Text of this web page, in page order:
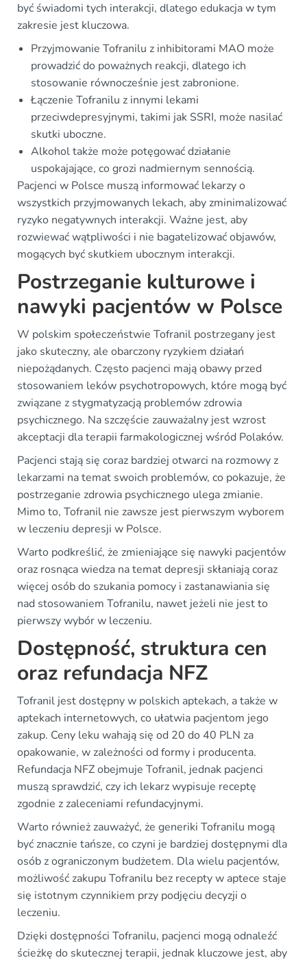
być świadomi tych interakcji, dlatego edukacja w tym
zakresie jest kluczowa.
Przyjmowanie Tofranilu z inhibitorami MAO może
prowadzić do poważnych reakcji, dlatego ich
stosowanie równocześnie jest zabronione.
Łączenie Tofranilu z innymi lekami
przeciwdepresyjnymi, takimi jak SSRI, może nasilać
skutki uboczne.
Alkohol także może potęgować działanie
uspokajające, co grozi nadmiernym sennością.
Pacjenci w Polsce muszą informować lekarzy o
wszystkich przyjmowanych lekach, aby zminimalizować
ryzyko negatywnych interakcji. Ważne jest, aby
rozwiewać wątpliwości i nie bagatelizować objawów,
mogących być skutkiem ubocznym interakcji.
Postrzeganie kulturowe i
nawyki pacjentów w Polsce
W polskim społeczeństwie Tofranil postrzegany jest
jako skuteczny, ale obarczony ryzykiem działań
niepożądanych. Często pacjenci mają obawy przed
stosowaniem leków psychotropowych, które mogą być
związane z stygmatyzacją problemów zdrowia
psychicznego. Na szczęście zauważalny jest wzrost
akceptacji dla terapii farmakologicznej wśród Polaków.
Pacjenci stają się coraz bardziej otwarci na rozmowy z
lekarzami na temat swoich problemów, co pokazuje, że
postrzeganie zdrowia psychicznego ulega zmianie.
Mimo to, Tofranil nie zawsze jest pierwszym wyborem
w leczeniu depresji w Polsce.
Warto podkreślić, że zmieniające się nawyki pacjentów
oraz rosnąca wiedza na temat depresji skłaniają coraz
więcej osób do szukania pomocy i zastanawiania się
nad stosowaniem Tofranilu, nawet jeżeli nie jest to
pierwszy wybór w leczeniu.
Dostępność, struktura cen
oraz refundacja NFZ
Tofranil jest dostępny w polskich aptekach, a także w
aptekach internetowych, co ułatwia pacjentom jego
zakup. Ceny leku wahają się od 20 do 40 PLN za
opakowanie, w zależności od formy i producenta.
Refundacja NFZ obejmuje Tofranil, jednak pacjenci
muszą sprawdzić, czy ich lekarz wypisuje receptę
zgodnie z zaleceniami refundacyjnymi.
Warto również zauważyć, że generiki Tofranilu mogą
być znacznie tańsze, co czyni je bardziej dostępnymi dla
osób z ograniczonym budżetem. Dla wielu pacjentów,
możliwość zakupu Tofranilu bez recepty w aptece staje
się istotnym czynnikiem przy podjęciu decyzji o
leczeniu.
Dzięki dostępności Tofranilu, pacjenci mogą odnaleźć
ścieżkę do skutecznej terapii, jednak kluczowe jest, aby